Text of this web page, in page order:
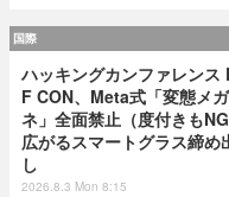
国際
ハッキングカンファレンス
F CON、Meta式「変態メガ
ネ」全面禁止（度付きもNG
広がるスマートグラス締め
し
2026.8.3 Mon 8:15